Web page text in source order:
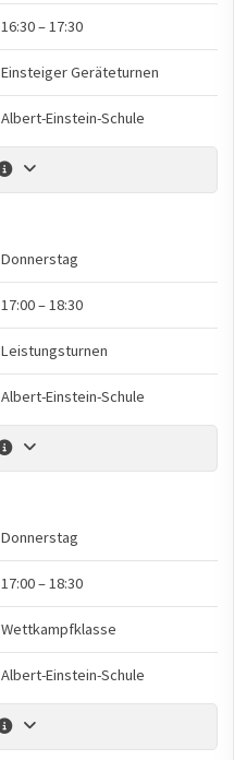
16:30–17:30
Einsteiger Geräteturnen
Albert-Einstein-Schule
Donnerstag
17:00–18:30
Leistungsturnen
Albert-Einstein-Schule
Donnerstag
17:00–18:30
Wettkampfklasse
Albert-Einstein-Schule